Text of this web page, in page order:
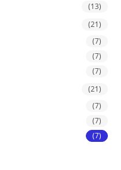
(13)
(21)
(7)
(7)
(7)
(21)
(7)
(7)
(7)